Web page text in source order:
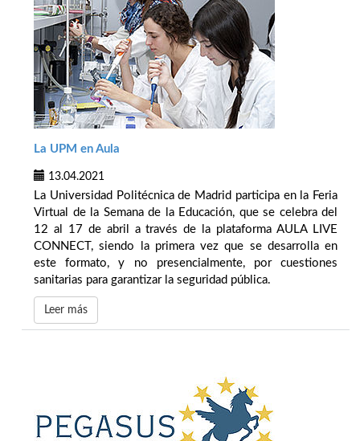
La UPM en Aula
13.04.2021
La Universidad Politécnica de Madrid participa en la Feria
Virtual de la Semana de la Educación, que se celebra del
12 al 17 de abril a través de la plataforma AULA LIVE
CONNECT, siendo la primera vez que se desarrolla en
este formato, y no presencialmente, por cuestiones
sanitarias para garantizar la seguridad pública.
Leer más